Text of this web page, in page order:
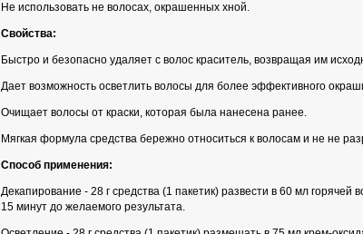
Не использовать не волосах, окрашенных хной.
Свойства:
Быстро и безопасно удаляет с волос краситель, возвращая им
Дает возможность осветлить волосы для более эффективного
Очищает волосы от краски, которая была нанесена ранее.
Мягкая формула средства бережно относиться к волосам и не не
Способ применения:
Декапирование - 28 г средства (1 пакетик) развести в 60 мл
15 минут до желаемого результата.